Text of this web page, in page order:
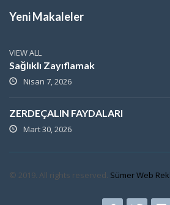
Yeni Makaleler
VIEW ALL
Sağlıklı Zayıflamak
Nisan 7, 2026
ZERDEÇALIN FAYDALARI
Mart 30, 2026
© 2019. All rights reserved. Sümer Web